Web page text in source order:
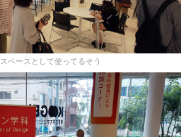
ペースとして使ってるそう